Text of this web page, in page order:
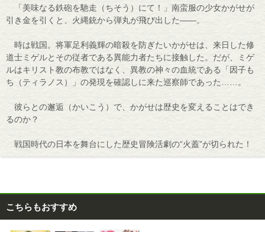
「美味なる鉄砲を馳走（ちそう）にて！」南蛮服の少女かがせが
引き金を引くと、火縄銃から弾丸が飛び出した――。
時は戦国。将軍足利義輝の暗殺を防ぎたいかがせは、来日した修
道士ミゲルとその従者である異能力者たちに接触した。だが、ミゲ
ルはキリスト教の布教ではなく、異教の神々の血統である「因子も
ち（ティラノス）」の発現を確認しに来た巡察師であった……。
彼らとの邂逅（かいこう）で、かがせは歴史を変えることはでき
るのか？
戦国時代の日本を舞台にした歴史冒険活劇の“火蓋”が切られた！
こちらもおすすめ